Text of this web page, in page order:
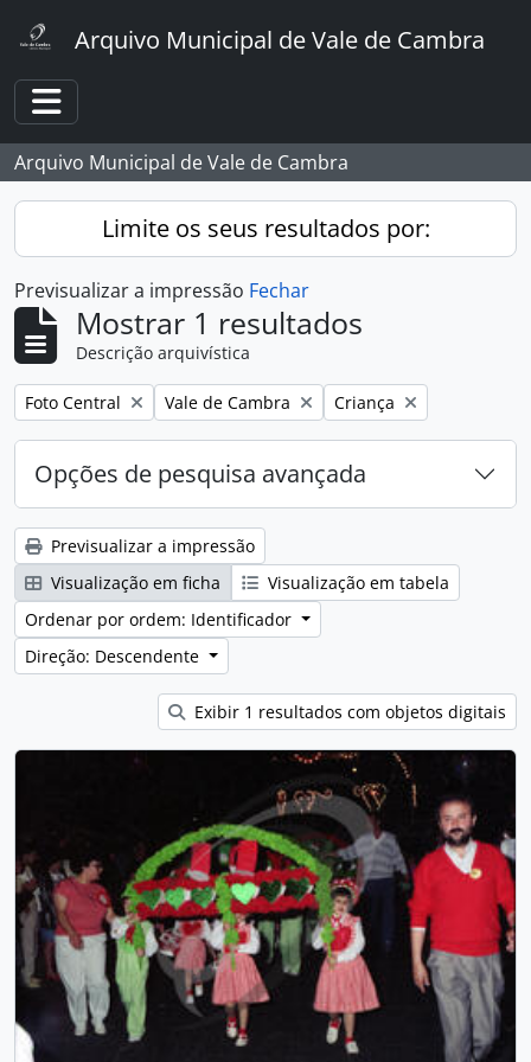
Arquivo Municipal de Vale de Cambra
Toggle navigation
Arquivo Municipal de Vale de Cambra
Limite os seus resultados por:
Previsualizar a impressão Fechar
Mostrar 1 resultados
Descrição arquivística
Remover filtro:
Foto Central Remover filtro:
Vale de Cambra Remover filtro:
Criança
Opções de pesquisa avançada
Previsualizar a impressão
Visualização em ficha
Visualização em tabela
Ordenar por ordem: Identificador
Direção: Descendente
Exibir 1 resultados com objetos digitais